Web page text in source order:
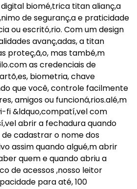
biomé,trica titan alianç,a
de seguranç,a e praticidade
ou escritó,rio. Com um design
avanç,adas, a titan
proteç,ã,o, mas també,m
as credenciais de
biometria, chave
que você, controle facilmente
amigos ou funcioná,rios.alé,m
fi &ldquo,compatí,vel com
abrir a fechadura quando
cadastrar o nome dos
assim quando algué,m abrir
quem e quando abriu a
de acessos ,nosso leitor
para até, 100